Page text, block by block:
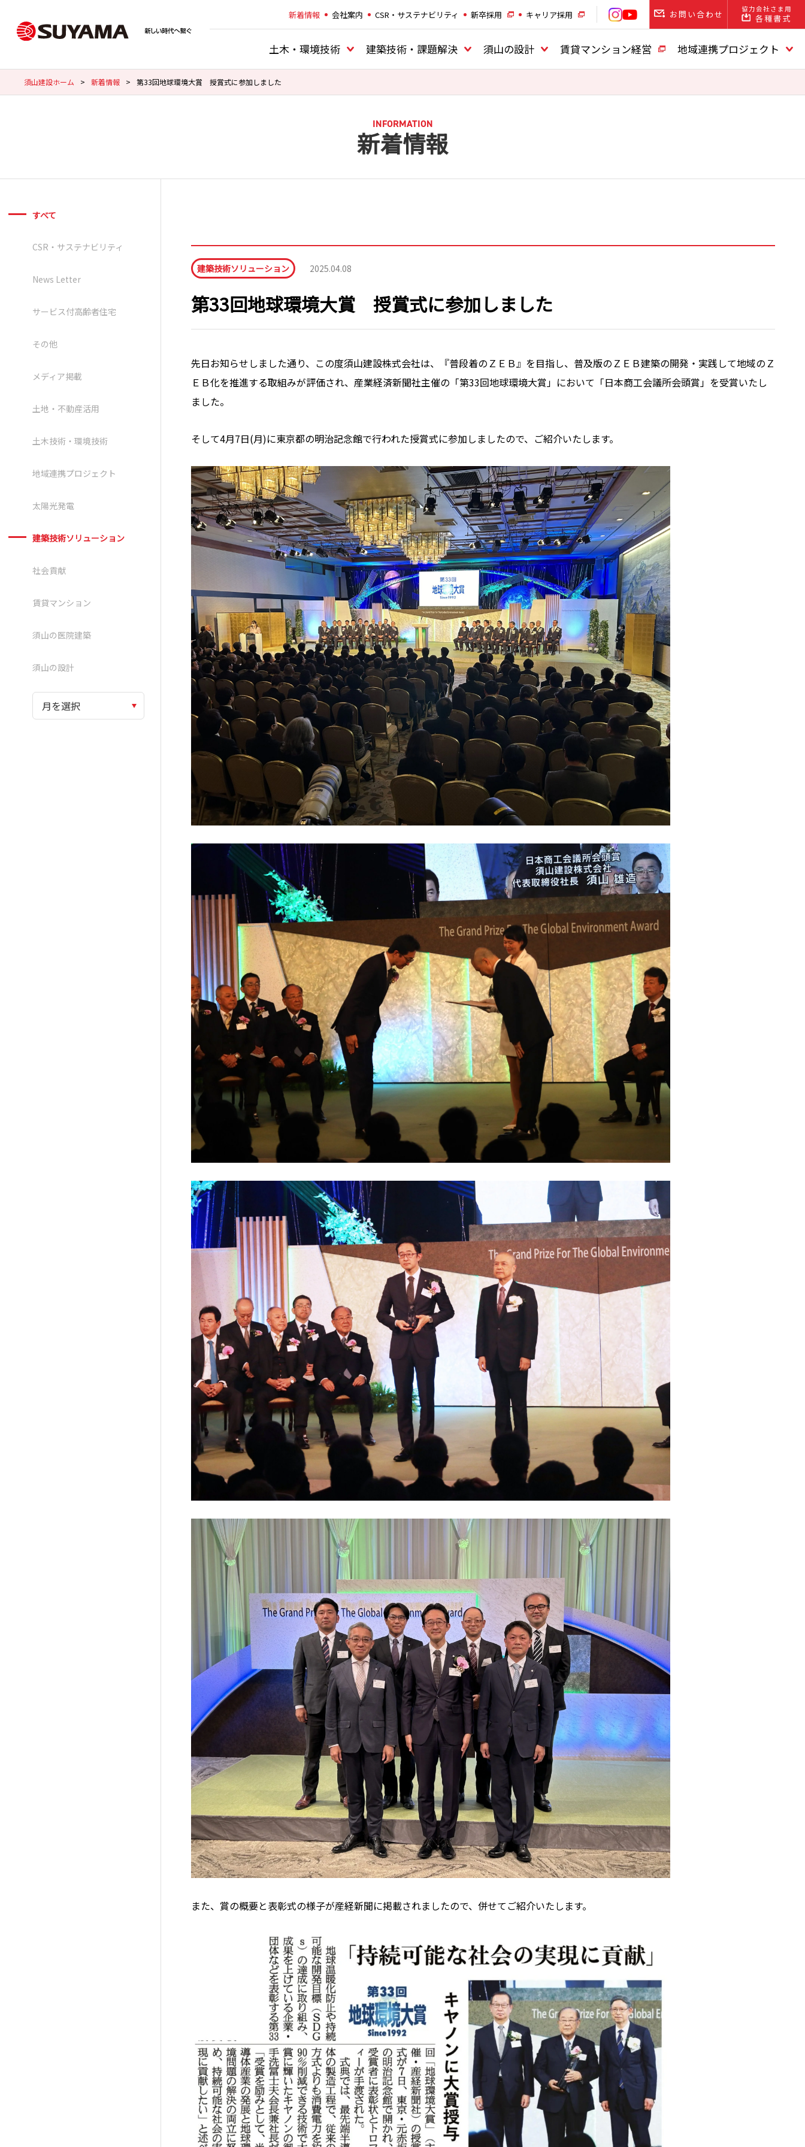
新着情報 会社案内 CSR・サステナビリティ 新卒採用 キャリア採用 お問い合わせ 協力会社さま用
各種書式
土木・環境技術 建築技術・課題解決 須山の設計 賃貸マンション経営 地域連携プロジェクト
須山建設ホーム > 新着情報 > 第33回地球環境大賞 授賞式に参加しました
新着情報
INFORMATION
すべて
CSR・サステナビリティ
News Letter
サービス付高齢者住宅
その他
メディア掲載
土地・不動産活用
土木技術・環境技術
地域連携プロジェクト
太陽光発電
建築技術ソリューション
社会貢献
賃貸マンション
須山の医院建築
須山の設計
建築技術ソリューション 2025.04.08
第33回地球環境大賞 授賞式に参加しました
先日お知らせしました通り、この度須山建設株式会社は、『普段着のＺＥＢ』を目指し、普及版のＺＥＢ建築の開発・実践して地域のＺ
ＥＢ化を推進する取組みが評価され、産業経済新聞社主催の「第33回地球環境大賞」において「日本商工会議所会頭賞」を受賞いたし
ました。
そして4月7日(月)に東京都の明治記念館で行われた授賞式に参加しましたので、ご紹介いたします。
また、賞の概要と表彰式の様子が産経新聞に掲載されましたので、併せてご紹介いたします。